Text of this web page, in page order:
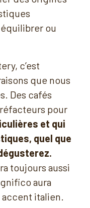
ou
c’est
que nous
Des cafés
pour
et qui
quel que
toujours aussi
aura
italien.